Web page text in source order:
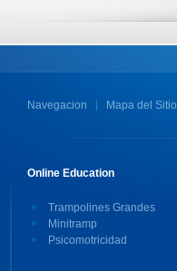
Navegacion Mapa del Sitio
Online Education
Trampolines Grandes
Minitramp
Psicomotricidad